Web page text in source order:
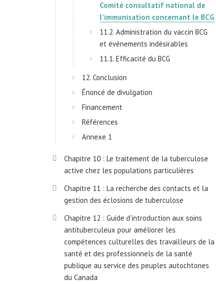
Comité consultatif national de
l’immunisation concernant le BCG
11.2. Administration du vaccin BCG
et événements indésirables
11.1. Efficacité du BCG
12. Conclusion
Énoncé de divulgation
Financement
Références
Annexe 1
Chapitre 10 : Le traitement de la tuberculose
active chez les populations particulières
Chapitre 11 : La recherche des contacts et la
gestion des éclosions de tuberculose
Chapitre 12 : Guide d’introduction aux soins
antituberculeux pour améliorer les
compétences culturelles des travailleurs de la
santé et des professionnels de la santé
publique au service des peuples autochtones
du Canada